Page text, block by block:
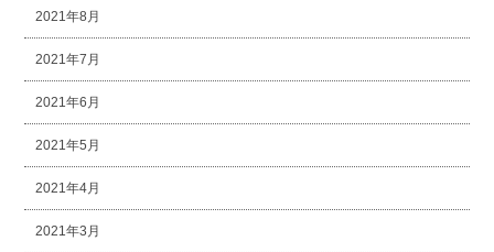
2021年8月
2021年7月
2021年6月
2021年5月
2021年4月
2021年3月